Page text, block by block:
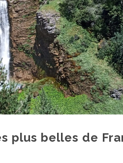
plus belles de